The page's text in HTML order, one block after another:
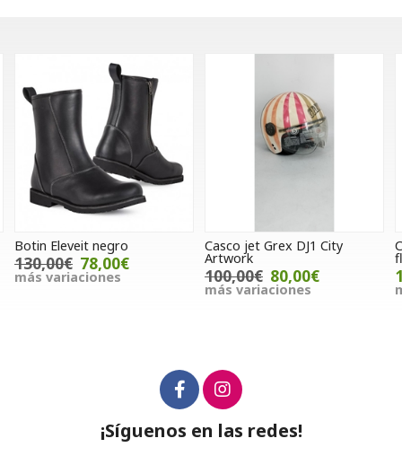
Casco jet Grex DJ1 City
Artwork
100,00€ 80,00€
Casco UFO Sheratan
fluor/blanco/negro
105,00€
más variaciones
¡Síguenos en las redes!